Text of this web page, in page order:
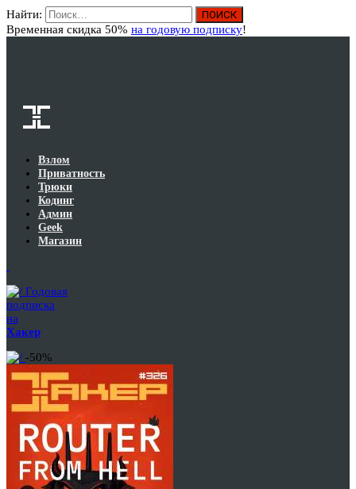
Найти:
Временная скидка 50% на годовую подписку!
Взлом
Приватность
Трюки
Кодинг
Админ
Geek
Магазин
Годовая
подписка
на
Хакер
-50%